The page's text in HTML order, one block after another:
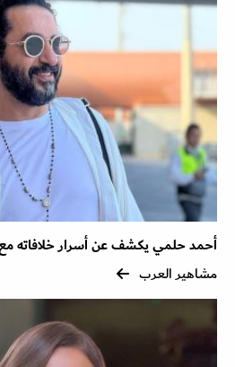
أحمد حلمي يكشف عن أسرار خلافاته
مشاهير العرب